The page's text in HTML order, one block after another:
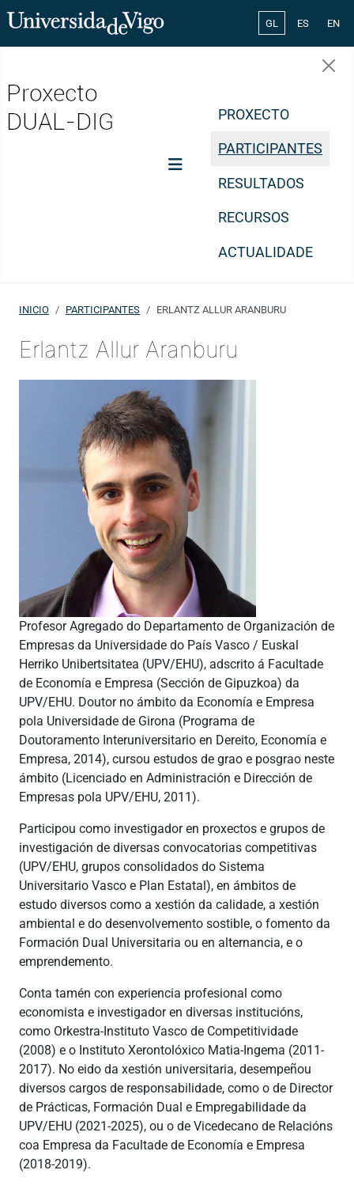
Select your
GL ES EN
PROXECTO
PARTICIPANTES
RESULTADOS
RECURSOS
ACTUALIDADE
INICIO PARTICIPANTES ERLANTZ ALLUR ARANBURU
Erlantz Allur Aranburu
Profesor Agregado do Departamento de Organización de
Empresas da Universidade do País Vasco / Euskal
Herriko Unibertsitatea (UPV/EHU), adscrito á Facultade
de Economía e Empresa (Sección de Gipuzkoa) da
UPV/EHU. Doutor no ámbito da Economía e Empresa
pola Universidade de Girona (Programa de
Doutoramento Interuniversitario en Dereito, Economía e
Empresa, 2014), cursou estudos de grao e posgrao neste
ámbito (Licenciado en Administración e Dirección de
Empresas pola UPV/EHU, 2011).
Participou como investigador en proxectos e grupos de
investigación de diversas convocatorias competitivas
(UPV/EHU, grupos consolidados do Sistema
Universitario Vasco e Plan Estatal), en ámbitos de
estudo diversos como a xestión da calidade, a xestión
ambiental e do desenvolvemento sostible, o fomento da
Formación Dual Universitaria ou en alternancia, e o
emprendemento.
Conta tamén con experiencia profesional como
economista e investigador en diversas institucións,
como Orkestra-Instituto Vasco de Competitividade
(2008) e o Instituto Xerontolóxico Matia-Ingema (2011-
2017). No eido da xestión universitaria, desempeñou
diversos cargos de responsabilidade, como o de Director
de Prácticas, Formación Dual e Empregabilidade da
UPV/EHU (2021-2025), ou o de Vicedecano de Relacións
coa Empresa da Facultade de Economía e Empresa
(2018-2019).